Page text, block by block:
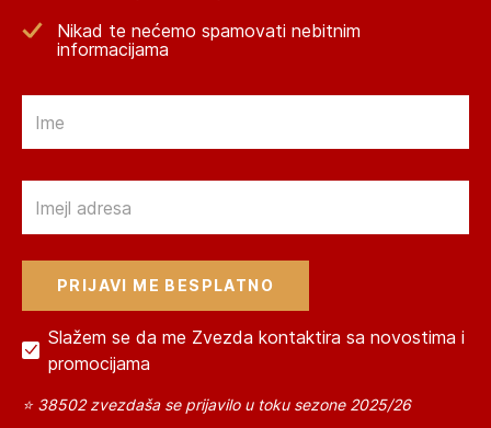
Nikad te nećemo spamovati nebitnim
informacijama
Slažem se da me Zvezda kontaktira sa novostima i
promocijama
⭐ 38502 zvezdaša se prijavilo u toku sezone 2025/26